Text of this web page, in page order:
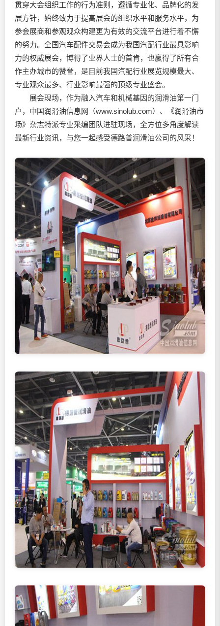
贯穿大会组织工作的行为准则，遵循专业化、品牌化的发
展方针，始终致力于提高展会的组织水平和服务水平，为
参会展商和参观观众构建更为有效的交流平台进行着不懈
的努力。全国汽车配件交易会成为我国汽配行业最具影响
力的权威展会，博得了业界人士的首肯，也赢得了所有合
作主办城市的赞誉，是目前我国汽配行业展览规模最大、
专业观众最多、行业影响最强的顶级专业盛会。
展会现场，作为融入汽车和机械基因的润滑油第一门
户，中国润滑油信息网（www.sinolub.com）、《润滑油市
场》杂志特派专业采编团队进驻现场，全方位多角度解读
最新行业资讯，与您一起感受德路普润滑油公司的风采！